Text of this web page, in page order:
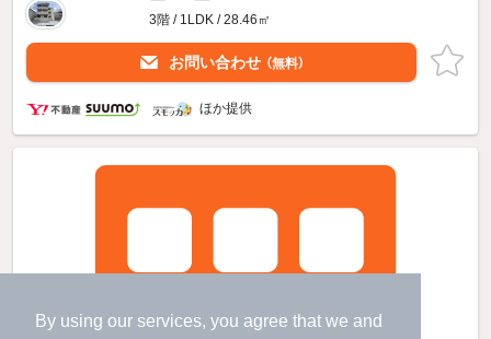
By using our services, you agree that we and
3階 / 1LDK / 28.46㎡
お問い合わせ （無料）
ほか提供